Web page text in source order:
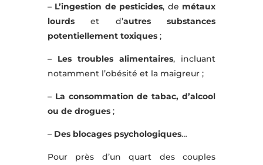
– L’ingestion de pesticides, de métaux
lourdset d’autres substances
potentiellement toxiques;
– Les troubles alimentaires, incluant
notamment l’obésité et la maigreur ;
– La consommation de tabac, d’alcool
ou de drogues ;
– Des blocages psychologiques…
Pour près d’un quart des couples